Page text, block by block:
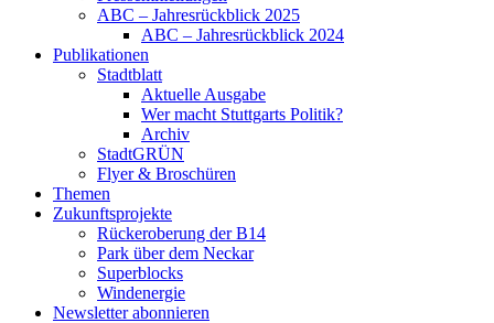
ABC – Jahresrückblick 2025
ABC – Jahresrückblick 2024
Publikationen
Stadtblatt
Aktuelle Ausgabe
Wer macht Stuttgarts Politik?
Archiv
StadtGRÜN
Flyer & Broschüren
Themen
Zukunftsprojekte
Rückeroberung der B14
Park über dem Neckar
Superblocks
Windenergie
Newsletter abonnieren